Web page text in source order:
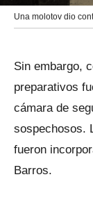
Una molotov dio
Sin embargo,
preparativos
cámara de
sospechosos.
fueron
Barros.